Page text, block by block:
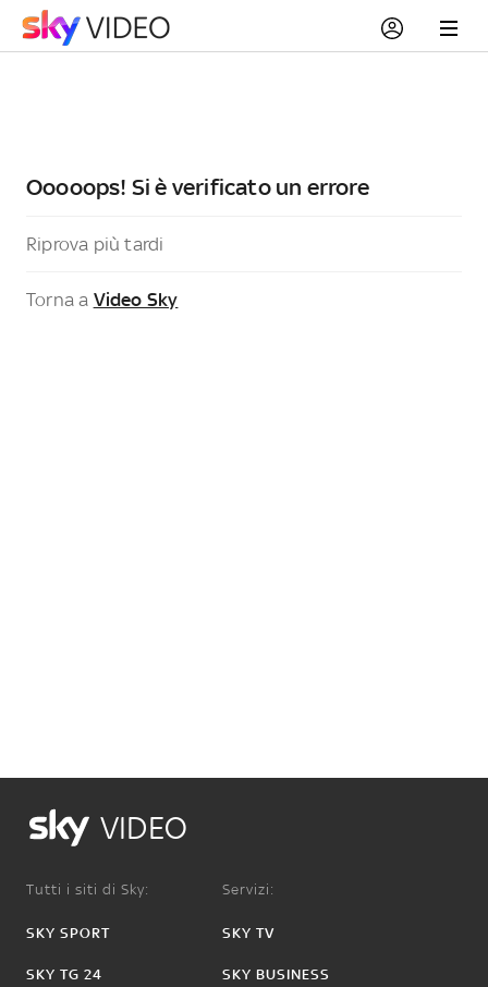
Ooooops! Si è verificato un errore
Riprova più tardi
Torna a Video Sky
VIDEO
Tutti i siti di Sky:
SKY SPORT
SKY TG 24
Servizi:
SKY TV
SKY BUSINESS